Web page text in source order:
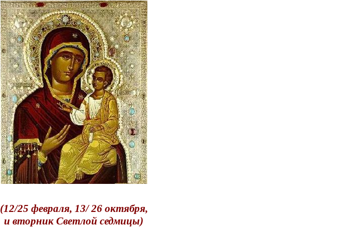
(12/25 февраля, 13/ 26 октября,
и вторник Светлой седмицы)